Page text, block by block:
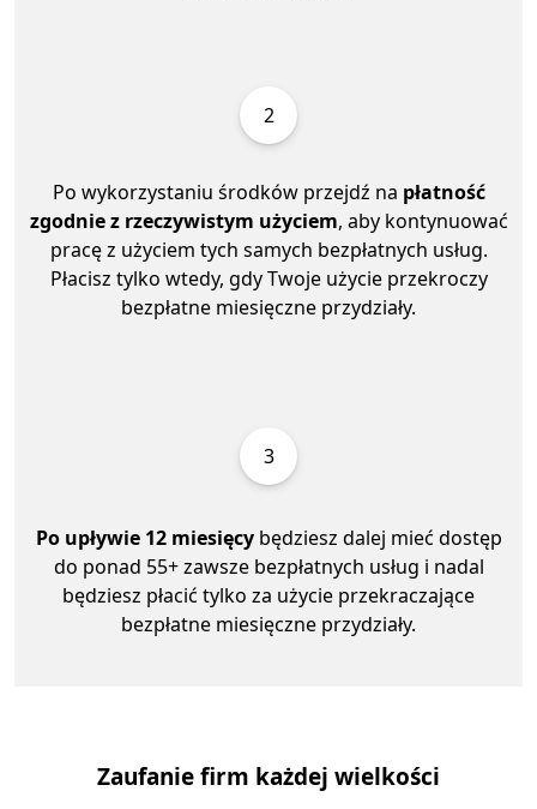
2
Po wykorzystaniu środków przejdź na płatność
zgodnie z rzeczywistym użyciem, aby kontynuować
pracę z użyciem tych samych bezpłatnych usług.
Płacisz tylko wtedy, gdy Twoje użycie przekroczy
bezpłatne miesięczne przydziały.
3
Po upływie 12 miesięcybędziesz dalej mieć dostęp
do ponad 55+ zawsze bezpłatnych usług i nadal
będziesz płacić tylko za użycie przekraczające
bezpłatne miesięczne przydziały.
Zaufanie firm każdej wielkości